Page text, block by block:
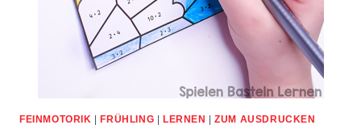
FEINMOTORIK |FRÜHLING | LERNEN |ZUM AUSDRUCKEN